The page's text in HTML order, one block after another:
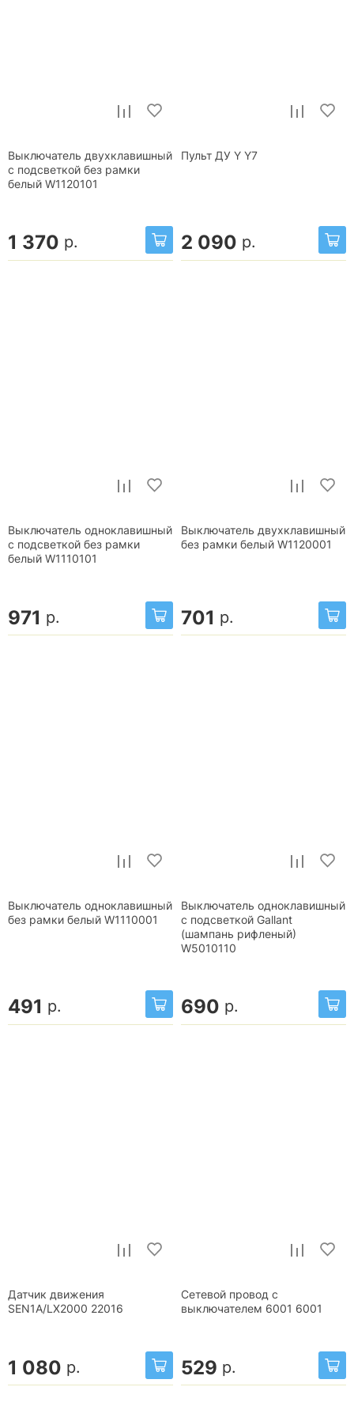
Выключатель двухклавишный
с подсветкой без рамки
белый W1120101
1 370 р.
Пульт ДУ Y Y7
2 090 р.
Выключатель одноклавишный
с подсветкой без рамки
белый W1110101
971 р.
Выключатель двухклавишный
без рамки белый W1120001
701 р.
Выключатель одноклавишный
без рамки белый W1110001
491 р.
Выключатель одноклавишный
с подсветкой Gallant
(шампань рифленый)
W5010110
690 р.
Датчик движения
SEN1A/LX2000 22016
1 080 р.
Сетевой провод с
выключателем 6001 6001
529 р.